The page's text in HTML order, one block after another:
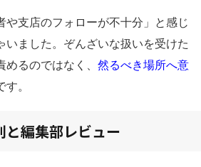
や支店のフォローが不十分」と感じ
いました。ぞんざいな扱いを受けた
るのではなく、 然るべき場所へ意
。
と編集部レビュー